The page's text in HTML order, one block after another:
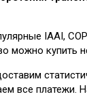
IAAI,
можно
все